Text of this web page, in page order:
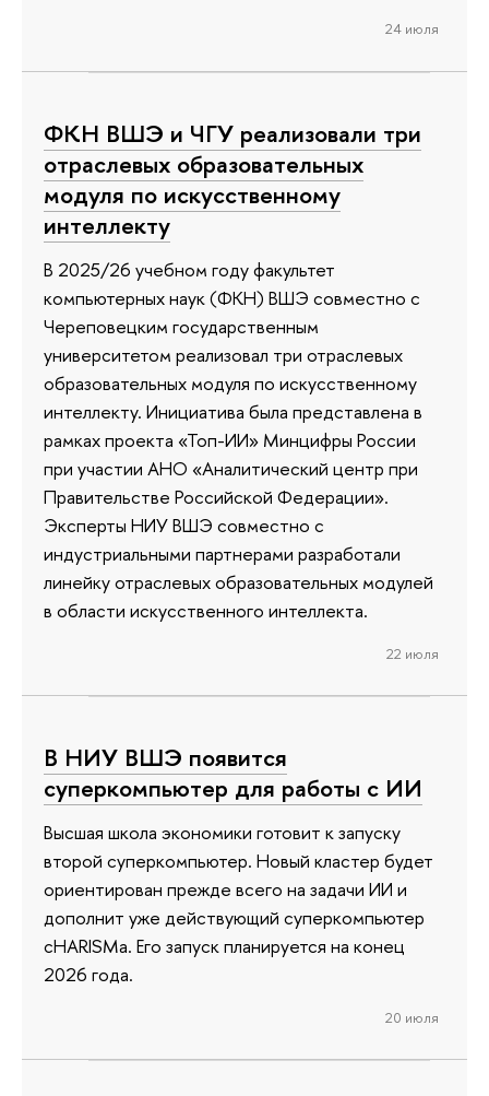
24 июля
ФКН ВШЭ и ЧГУ реализовали три
отраслевых образовательных
модуля по искусственному
интеллекту
В 2025/26 учебном году факультет
компьютерных наук (ФКН) ВШЭ совместно с
Череповецким государственным
университетом реализовал три отраслевых
образовательных модуля по искусственному
интеллекту. Инициатива была представлена в
рамках проекта «Топ-ИИ» Минцифры России
при участии АНО «Аналитический центр при
Правительстве Российской Федерации».
Эксперты НИУ ВШЭ совместно с
индустриальными партнерами разработали
линейку отраслевых образовательных модулей
в области искусственного интеллекта.
22 июля
В НИУ ВШЭ появится
суперкомпьютер для работы с ИИ
Высшая школа экономики готовит к запуску
второй суперкомпьютер. Новый кластер будет
ориентирован прежде всего на задачи ИИ и
дополнит уже действующий суперкомпьютер
cHARISMa. Его запуск планируется на конец
2026 года.
20 июля